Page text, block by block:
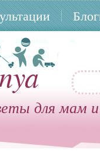
для мам